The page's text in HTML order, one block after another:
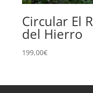
Circular El
del Hierro
199,00€